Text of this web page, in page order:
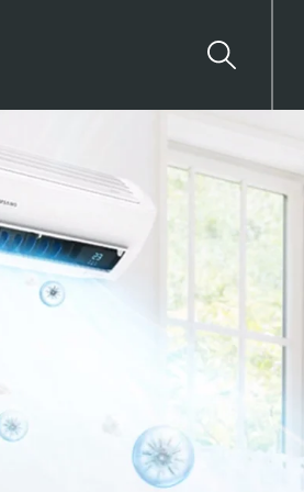
Suche